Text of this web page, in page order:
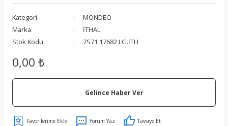
Kategori
MONDEO
Marka
İTHAL
Stok Kodu
7S71 17682 LG.İTH
0,00 ₺
Gelince Haber Ver
Yorum Yaz Tavsiye Et